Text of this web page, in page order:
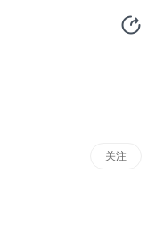
关注